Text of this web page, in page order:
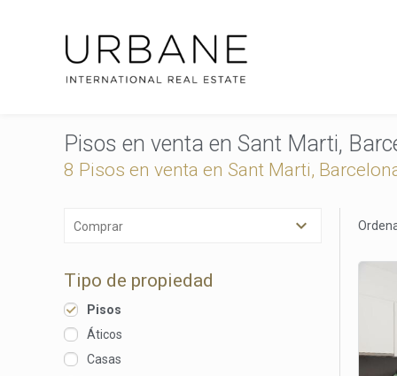
Pisos en venta en Sant Marti,
8 Pisos en venta en Sant Marti,
Comprar
Tipo de propiedad
Pisos
Áticos
Casas